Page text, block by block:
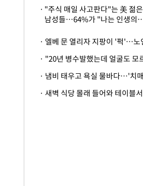
"주식 매일 사고판다"는 美 젊은
남성들…64%가 "나는 인생의